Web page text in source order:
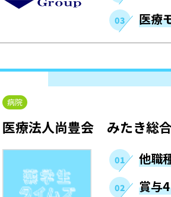
医療
病院
医療法人尚豊会 みたき総
他職
賞与